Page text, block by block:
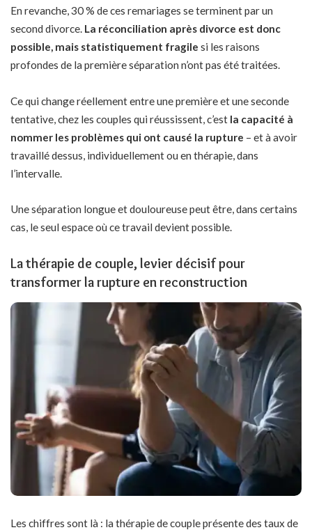
En revanche, 30 % de ces remariages se terminent par un
second divorce. La réconciliation après divorce est donc
possible, mais statistiquement fragile si les raisons
profondes de la première séparation n’ont pas été traitées.
Ce qui change réellement entre une première et une seconde
tentative, chez les couples qui réussissent, c’est la capacité à
nommer les problèmes qui ont causé la rupture – et à avoir
travaillé dessus, individuellement ou en thérapie, dans
l’intervalle.
Une séparation longue et douloureuse peut être, dans certains
cas, le seul espace où ce travail devient possible.
La thérapie de couple, levier décisif pour
transformer la rupture en reconstruction
Les chiffres sont là : la thérapie de couple présente des taux de